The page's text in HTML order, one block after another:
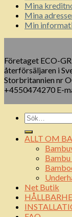
Mina
Mina
Min
Företaget ECO-
återförsäljaren i
Storbritannien nr
+4550474270 E-
ALLT OM
Bambu
Net Butik